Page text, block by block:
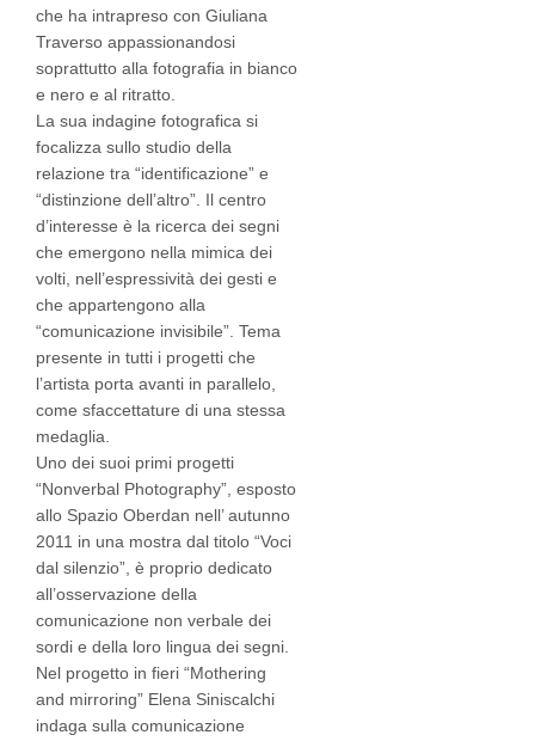
che ha intrapreso con Giuliana
Traverso appassionandosi
soprattutto alla fotografia in bianco
e nero e al ritratto.
La sua indagine fotografica si
focalizza sullo studio della
relazione tra “identificazione” e
“distinzione dell’altro”. Il centro
d’interesse è la ricerca dei segni
che emergono nella mimica dei
volti, nell’espressività dei gesti e
che appartengono alla
“comunicazione invisibile”. Tema
presente in tutti i progetti che
l’artista porta avanti in parallelo,
come sfaccettature di una stessa
medaglia.
Uno dei suoi primi progetti
“Nonverbal Photography”, esposto
allo Spazio Oberdan nell’ autunno
2011 in una mostra dal titolo “Voci
dal silenzio”, è proprio dedicato
all’osservazione della
comunicazione non verbale dei
sordi e della loro lingua dei segni.
Nel progetto in fieri “Mothering
and mirroring” Elena Siniscalchi
indaga sulla comunicazione